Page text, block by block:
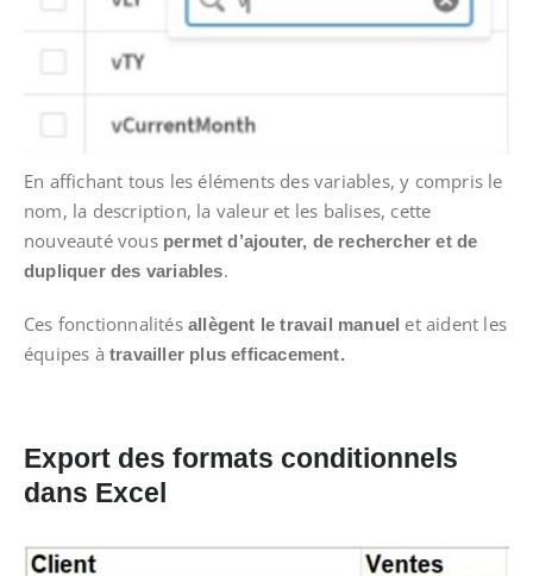
En affichant tous les éléments des variables, y compris le
nom, la description, la valeur et les balises, cette
nouveauté vouspermet d’ajouter, de rechercher et de
dupliquer des variables.
Ces fonctionnalités allègent le travail manuel et aident les
équipes à travailler plus efficacement.
Export des formats conditionnels
dans Excel